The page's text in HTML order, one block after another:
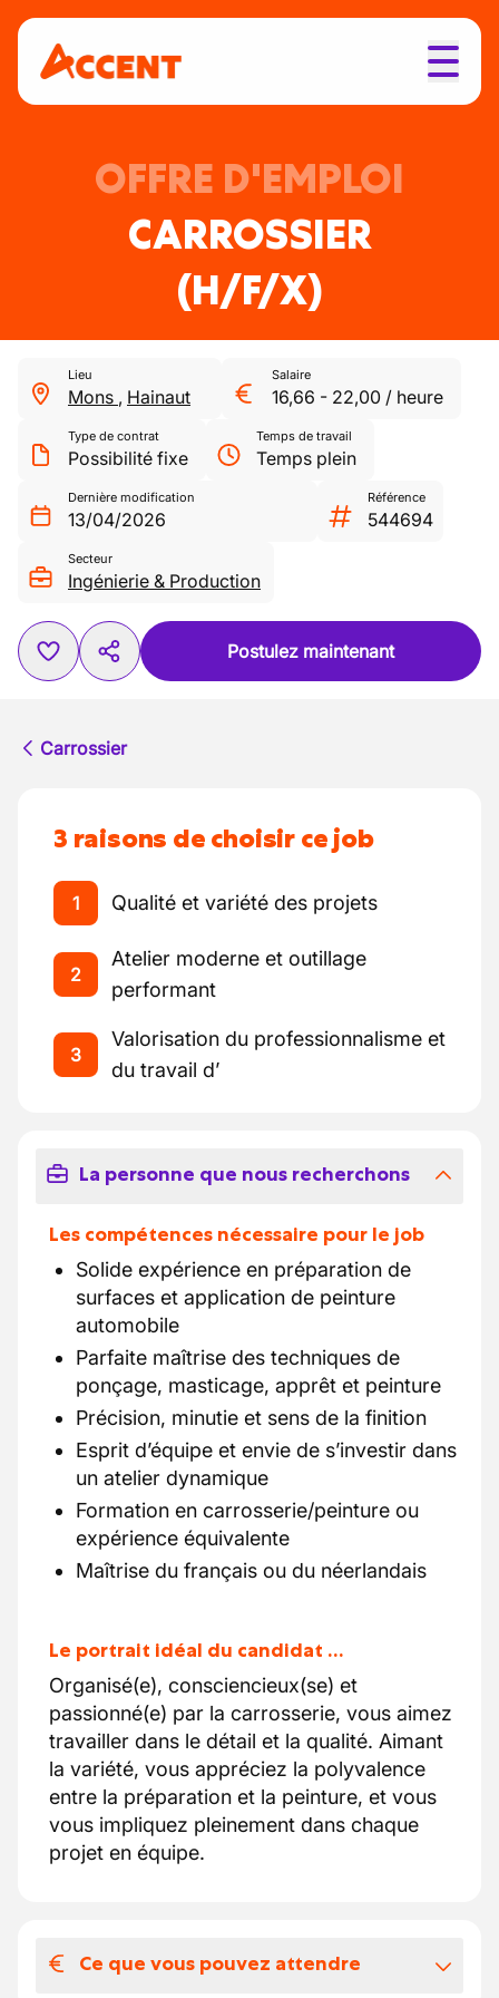
OFFRE D'EMPLOI
CARROSSIER
(H/F/X)
Lieu
Mons , Hainaut
Salaire
16,66 - 22,00 / heure
Type de contrat
Possibilité fixe
Temps de travail
Temps plein
Dernière modification
13/04/2026
Référence
544694
Secteur
Ingénierie & Production
Postulez maintenant
Carrossier
3 raisons de choisir ce job
1 Qualité et variété des projets
2
Atelier moderne et outillage
performant
3
Valorisation du professionnalisme et
du travail d’
La personne que nous recherchons
Les compétences nécessaire pour le job
Solide expérience en préparation de
surfaces et application de peinture
automobile
Parfaite maîtrise des techniques de
ponçage, masticage, apprêt et peinture
Précision, minutie et sens de la finition
Esprit d’équipe et envie de s’investir dans
un atelier dynamique
Formation en carrosserie/peinture ou
expérience équivalente
Maîtrise du français ou du néerlandais
Le portrait idéal du candidat …
Organisé(e), consciencieux(se) et
passionné(e) par la carrosserie, vous aimez
travailler dans le détail et la qualité. Aimant
la variété, vous appréciez la polyvalence
entre la préparation et la peinture, et vous
vous impliquez pleinement dans chaque
projet en équipe.
Ce que vous pouvez attendre